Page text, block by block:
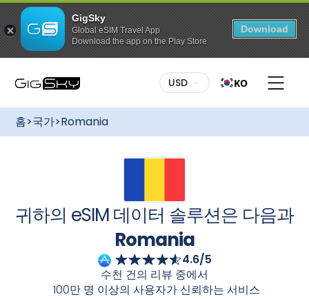
GigSky
Global eSIM Travel App
Download the app on the Play Store
Download
카메라로 스캔하세요
이 요금제를 구매하려면:
다양한 요금제:
나에게 맞는 요금제를 선택하세요. 고정 데이
터든 무제한 데이터든, GigSky는 다양한 요금제를 제공합니
게 연결 상태를 유지할 수 있습니다
드 패키지에도 다양한 요금제가 있습니다.
이터 요금제를 구매하신 후 GigSky 앱을 통해 eSIM을 받으
유연한 활성화:여행 계획을 미리 세우세요! 여행 전에 데이
터 요금제를 구매하고 eSIM을 설치하세요. 여행지에 도착해
eSIM을 켜면 자동으로 활성화됩니다. 끊김 없는 연결성을 즐
무료 글로벌 데이터 요금제
최대 3GB 데이터 / 175개국 이상에서 이용
가능
모든 요금제 최대 30% 할인
육지와 바다에서 즐길 수 있는 상시 할인 혜
택
USD KO
홈>국가>Romania
귀하의 eSIM 데이터 솔루션은 다음과
Romania
4.6/5
수천 건의 리뷰 중에서
100만 명 이상의 사용자가 신뢰하는 서비스